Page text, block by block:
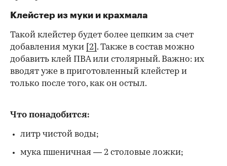
Клейстер из муки и крахмала
Такой клейстер будет более цепким за счет
добавления муки [2] . Также в состав можно
добавить клей ПВА или столярный. Важно: их
вводят уже в приготовленный клейстер и
только после того, как он остыл.
Что понадобится:
литр чистой воды;
мука пшеничная — 2 столовые ложки;